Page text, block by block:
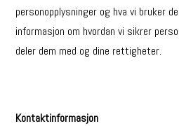
personopplysninger og hva vi bruker
informasjon om hvordan vi sikrer
deler dem med og dine rettigheter.
Kontaktinformasjon